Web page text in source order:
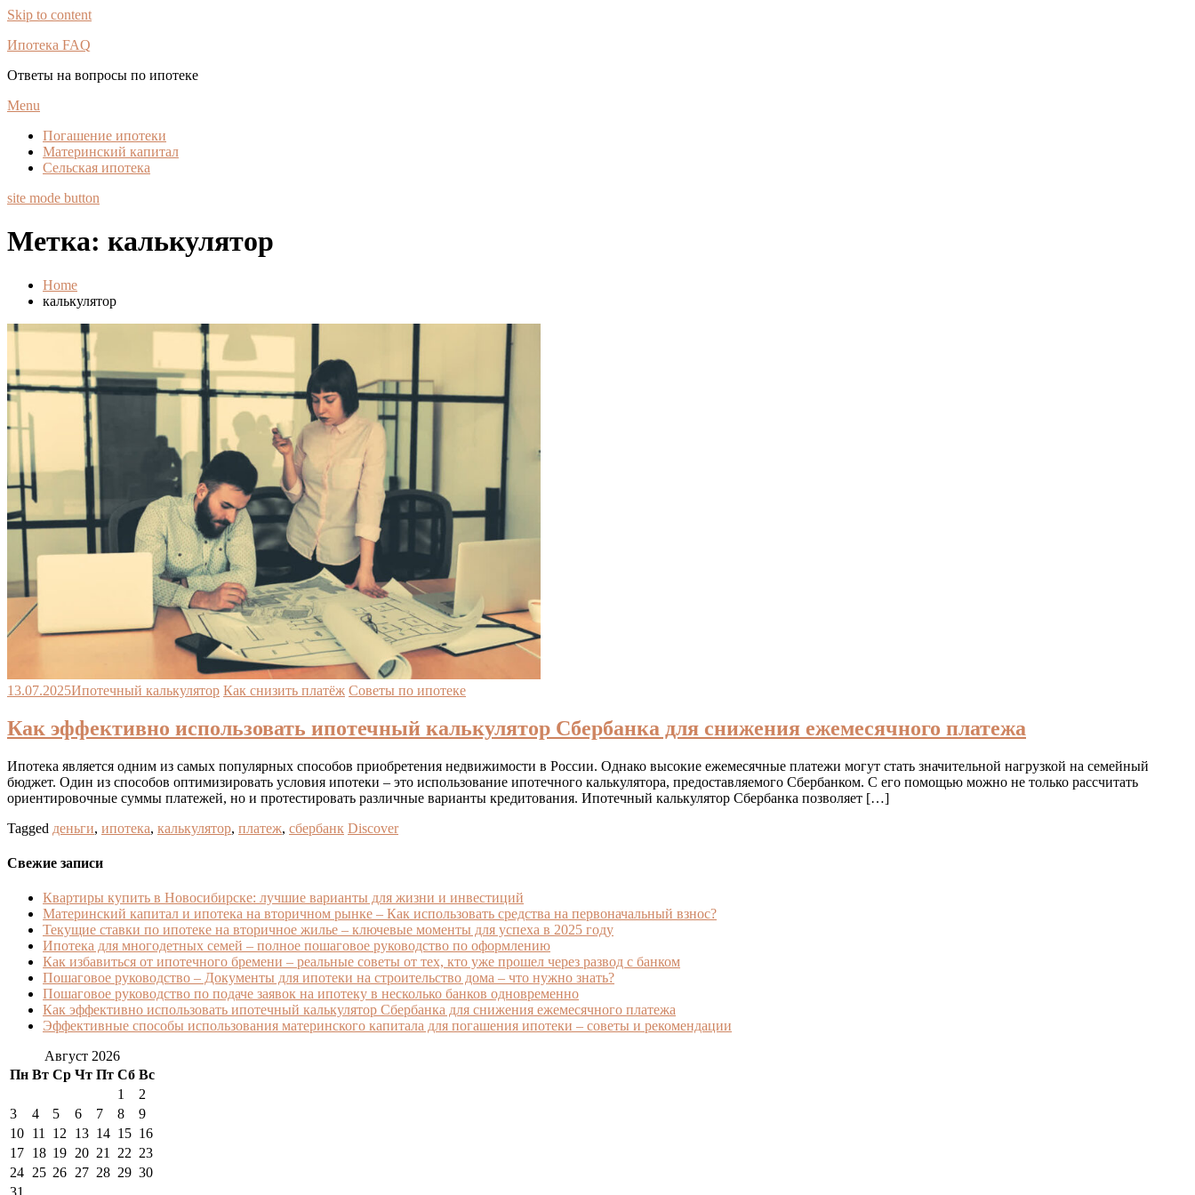
Skip to content
Ипотека FAQ
Ответы на вопросы по ипотеке
Menu
Погашение ипотеки
Материнский капитал
Сельская ипотека
site mode button
Метка: калькулятор
Home
калькулятор
13.07.2025Ипотечный калькулятор Как снизить платёж Советы по ипотеке
Как эффективно использовать ипотечный калькулятор Сбербанка для снижения ежемесячного платежа
Ипотека является одним из самых популярных способов приобретения недвижимости в России. Однако высокие ежемесячные платежи могут стать значительной нагрузкой на семейный
бюджет. Один из способов оптимизировать условия ипотеки – это использование ипотечного калькулятора, предоставляемого Сбербанком. С его помощью можно не только рассчитать
ориентировочные суммы платежей, но и протестировать различные варианты кредитования. Ипотечный калькулятор Сбербанка позволяет […]
Tagged деньги, ипотека, калькулятор, платеж, сбербанк Discover
Свежие записи
Квартиры купить в Новосибирске: лучшие варианты для жизни и инвестиций
Материнский капитал и ипотека на вторичном рынке – Как использовать средства на первоначальный взнос?
Текущие ставки по ипотеке на вторичное жилье – ключевые моменты для успеха в 2025 году
Ипотека для многодетных семей – полное пошаговое руководство по оформлению
Как избавиться от ипотечного бремени – реальные советы от тех, кто уже прошел через развод с банком
Пошаговое руководство – Документы для ипотеки на строительство дома – что нужно знать?
Пошаговое руководство по подаче заявок на ипотеку в несколько банков одновременно
Как эффективно использовать ипотечный калькулятор Сбербанка для снижения ежемесячного платежа
Эффективные способы использования материнского капитала для погашения ипотеки – советы и рекомендации
Август 2026
Пн Вт Ср Чт Пт Сб Вс
1
2
3
4 5 6 7 8
9
10 11 12 13 14 15 16
17 18 19 20 21 22 23
24 25 26 27 28 29 30